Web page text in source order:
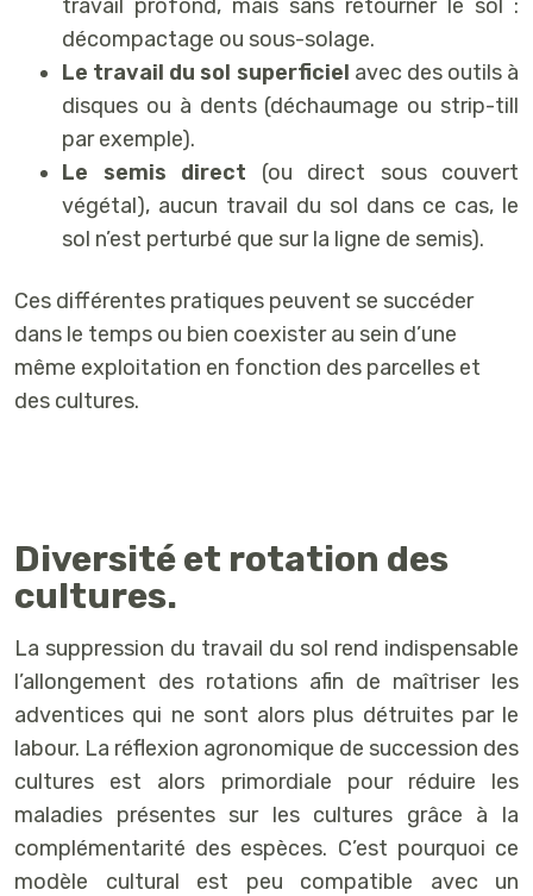
travail profond, mais sans retourner le sol :
décompactage ou sous-solage.
Le travail du sol superficiel avec des outils à
disques ou à dents (déchaumage ou strip-till
par exemple).
Le semis direct (ou direct sous couvert
végétal), aucun travail du sol dans ce cas, le
sol n’est perturbé que sur la ligne de semis).
Ces différentes pratiques peuvent se succéder
dans le temps ou bien coexister au sein d’une
même exploitation en fonction des parcelles et
des cultures.
Diversité et rotation des
cultures.
La suppression du travail du sol rend indispensable
l’allongement des rotations afin de maîtriser les
adventices qui ne sont alors plus détruites par le
labour. La réflexion agronomique de succession des
cultures est alors primordiale pour réduire les
maladies présentes sur les cultures grâce à la
complémentarité des espèces. C’est pourquoi ce
modèle cultural est peu compatible avec un